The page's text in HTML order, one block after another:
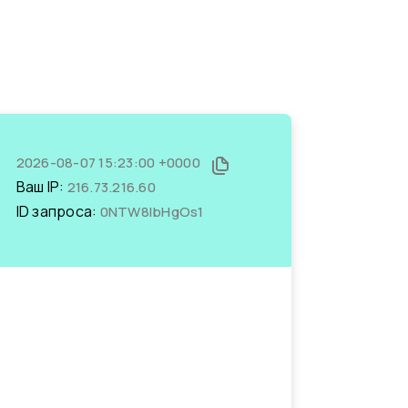
2026-08-07 15:23:00 +0000
Ваш IP: 216.73.216.60
ID запроса: 0NTW8IbHgOs1